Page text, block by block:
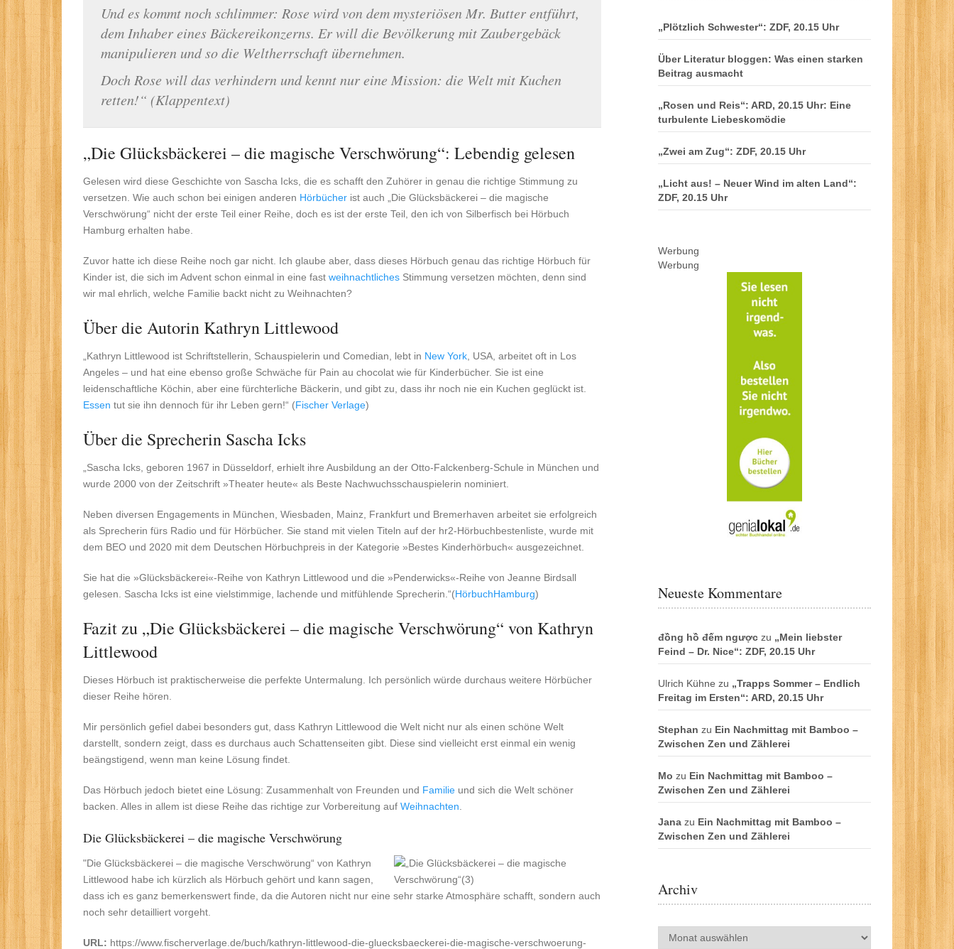
Und es kommt noch schlimmer: Rose wird von dem mysteriösen Mr. Butter entführt,
dem Inhaber eines Bäckereikonzerns. Er will die Bevölkerung mit Zaubergebäck
manipulieren und so die Weltherrschaft übernehmen.
Doch Rose will das verhindern und kennt nur eine Mission: die Welt mit Kuchen
retten!“ (Klappentext)
„Die Glücksbäckerei – die magische Verschwörung“: Lebendig gelesen
Gelesen wird diese Geschichte von Sascha Icks, die es schafft den Zuhörer in genau die richtige Stimmung zu
versetzen. Wie auch schon bei einigen anderen Hörbücher ist auch „Die Glücksbäckerei – die magische
Verschwörung“ nicht der erste Teil einer Reihe, doch es ist der erste Teil, den ich von Silberfisch bei Hörbuch
Hamburg erhalten habe.
Zuvor hatte ich diese Reihe noch gar nicht. Ich glaube aber, dass dieses Hörbuch genau das richtige Hörbuch für
Kinder ist, die sich im Advent schon einmal in eine fast weihnachtliches Stimmung versetzen möchten, denn sind
wir mal ehrlich, welche Familie backt nicht zu Weihnachten?
Über die Autorin Kathryn Littlewood
„Kathryn Littlewood ist Schriftstellerin, Schauspielerin und Comedian, lebt in New York , USA, arbeitet oft in Los
Angeles – und hat eine ebenso große Schwäche für Pain au chocolat wie für Kinderbücher. Sie ist eine
leidenschaftliche Köchin, aber eine fürchterliche Bäckerin, und gibt zu, dass ihr noch nie ein Kuchen geglückt ist.
Essen tut sie ihn dennoch für ihr Leben gern!“ (Fischer Verlage)
Über die Sprecherin Sascha Icks
„Sascha Icks, geboren 1967 in Düsseldorf, erhielt ihre Ausbildung an der Otto-Falckenberg-Schule in München und
wurde 2000 von der Zeitschrift »Theater heute« als Beste Nachwuchsschauspielerin nominiert.
Neben diversen Engagements in München, Wiesbaden, Mainz, Frankfurt und Bremerhaven arbeitet sie erfolgreich
als Sprecherin fürs Radio und für Hörbücher. Sie stand mit vielen Titeln auf der hr2-Hörbuchbestenliste, wurde mit
dem BEO und 2020 mit dem Deutschen Hörbuchpreis in der Kategorie »Bestes Kinderhörbuch« ausgezeichnet.
Sie hat die »Glücksbäckerei«-Reihe von Kathryn Littlewood und die »Penderwicks«-Reihe von Jeanne Birdsall
gelesen. Sascha Icks ist eine vielstimmige, lachende und mitfühlende Sprecherin.“(HörbuchHamburg)
Fazit zu „Die Glücksbäckerei – die magische Verschwörung“ von Kathryn
Littlewood
Dieses Hörbuch ist praktischerweise die perfekte Untermalung. Ich persönlich würde durchaus weitere Hörbücher
dieser Reihe hören.
Mir persönlich gefiel dabei besonders gut, dass Kathryn Littlewood die Welt nicht nur als einen schöne Welt
darstellt, sondern zeigt, dass es durchaus auch Schattenseiten gibt. Diese sind vielleicht erst einmal ein wenig
beängstigend, wenn man keine Lösung findet.
Das Hörbuch jedoch bietet eine Lösung: Zusammenhalt von Freunden und Familie und sich die Welt schöner
backen. Alles in allem ist diese Reihe das richtige zur Vorbereitung auf Weihnachten
Die Glücksbäckerei – die magische Verschwörung
"Die Glücksbäckerei – die magische Verschwörung“ von Kathryn
Littlewood habe ich kürzlich als Hörbuch gehört und kann sagen,
dass ich es ganz bemerkenswert finde, da die Autoren nicht nur eine sehr starke Atmosphäre schafft, sondern auch
noch sehr detailliert vorgeht.
URL: https://www.fischerverlage.de/buch/kathryn-littlewood-die-gluecksbaeckerei-die-magische-verschwoerung-
„Plötzlich Schwester“: ZDF, 20.15 Uhr
Über Literatur bloggen: Was einen starken
Beitrag ausmacht
„Rosen und Reis“: ARD, 20.15 Uhr: Eine
turbulente Liebeskomödie
„Zwei am Zug“: ZDF, 20.15 Uhr
„Licht aus! – Neuer Wind im alten Land“:
ZDF, 20.15 Uhr
Werbung
Werbung
Neueste Kommentare
đồng hồ đếm ngược zu „Mein liebster
Feind – Dr. Nice“: ZDF, 20.15 Uhr
Ulrich Kühne zu „Trapps Sommer – Endlich
Freitag im Ersten“: ARD, 20.15 Uhr
Stephan zu Ein Nachmittag mit Bamboo –
Zwischen Zen und Zählerei
Mo zu Ein Nachmittag mit Bamboo –
Zwischen Zen und Zählerei
Jana zu Ein Nachmittag mit Bamboo –
Zwischen Zen und Zählerei
Archiv
Archiv